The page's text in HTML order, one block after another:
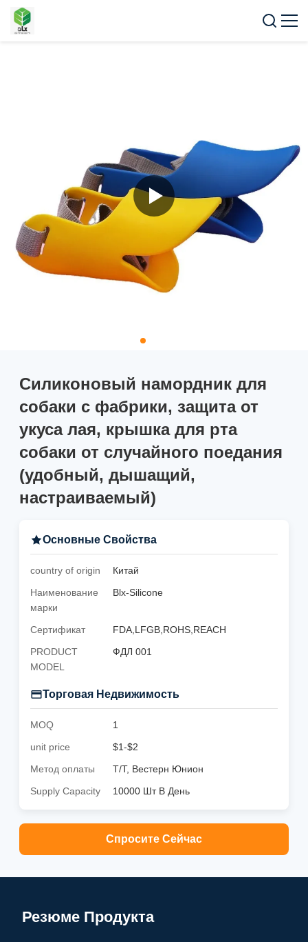
Силиконовый намордник для
собаки с фабрики, защита от
укуса лая, крышка для рта
собаки от случайного поедания
(удобный, дышащий,
настраиваемый)
Основные Свойства
country of origin
Китай
Наименование
марки
Blx-Silicone
Сертификат
FDA,LFGB,ROHS,REACH
PRODUCT
MODEL
ФДЛ 001
Торговая Недвижимость
MOQ
1
unit price
$1-$2
Метод оплаты
Т/Т, Вестерн Юнион
Supply Capacity
10000 Шт В День
Спросите Сейчас
Резюме Продукта